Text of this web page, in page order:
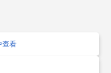
查看